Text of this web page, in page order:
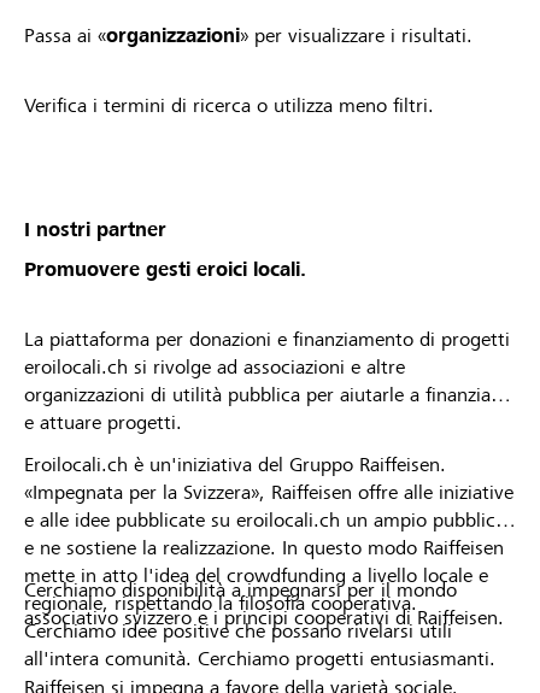
Stiftung ist in der Region aktiv. Zudem gelten die
allgemeinen Richtlinien von lokalhelden.ch * Unter
Organisation aktiv geschaltet wurde oder dein
Mittelbünden behält sich das Recht vor, Projekte
oder Organisationsprofile vom Lokalbonus
auszuschliessen.
Passa ai «organizzazioni» per visualizzare i risultati.
Verifica i termini di ricerca o utilizza meno filtri.
I nostri partner
Promuovere gesti eroici locali.
La piattaforma per donazioni e finanziamento di progetti
eroilocali.ch si rivolge ad associazioni e altre
organizzazioni di utilità pubblica per aiutarle a finanziare
e attuare progetti.
Eroilocali.ch è un'iniziativa del Gruppo Raiffeisen.
«Impegnata per la Svizzera», Raiffeisen offre alle iniziative
e alle idee pubblicate su eroilocali.ch un ampio pubblico
e ne sostiene la realizzazione. In questo modo Raiffeisen
mette in atto l'idea del crowdfunding a livello locale e
regionale, rispettando la filosofia cooperativa.
Cerchiamo idee positive che possano rivelarsi utili
all'intera comunità. Cerchiamo progetti entusiasmanti.
Cerchiamo disponibilità a impegnarsi per il mondo
associativo svizzero e i principi cooperativi di Raiffeisen.
Raiffeisen si impegna a favore della varietà sociale,